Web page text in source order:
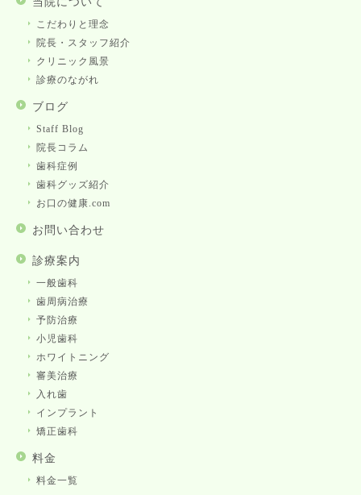
こだわりと理念
院長・スタッフ紹介
クリニック風景
診療のながれ
ブログ
Staff Blog
院長コラム
歯科症例
歯科グッズ紹介
お口の健康.com
お問い合わせ
診療案内
一般歯科
歯周病治療
予防治療
小児歯科
ホワイトニング
審美治療
入れ歯
インプラント
矯正歯科
料金
料金一覧